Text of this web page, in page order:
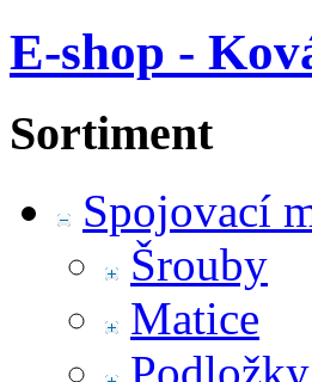
E-shop -
Sortiment
Spojovací
Šrouby
Matice
Podložky